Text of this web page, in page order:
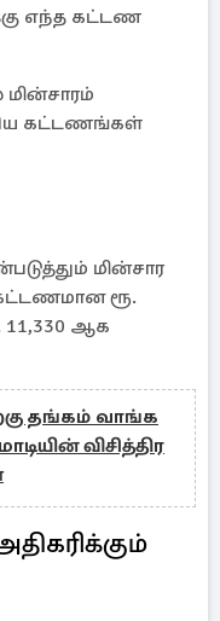
எந்த கட்டண
கட்டணங்கள்
மின்சார
ரூ.
11,330 ஆக
தங்கம் வாங்க
விசித்திர